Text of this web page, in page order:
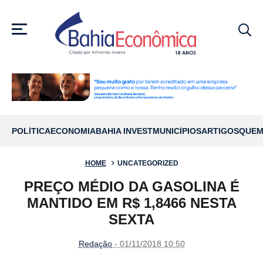
MENU
POLÍTICAECONOMIABAHIA INVESTMUNICÍPIOSARTIGOS
HOME UNCATEGORIZED
PREÇO MÉDIO DA GASOLINA É
MANTIDO EM R$ 1,8466 NESTA
SEXTA
Redação- 01/11/2018 10:50